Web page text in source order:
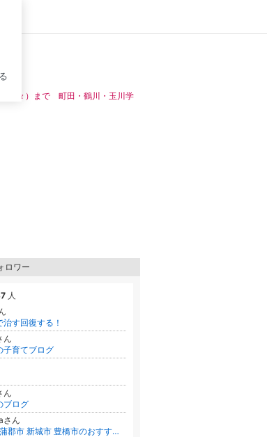
方々）まで 町田・鶴川・玉川学
ロワー
人
す回復する！
ん
子育てブログ
ん
ブログ
さん
豊川市 田原市 蒲郡市 新城市 豊橋市のおすすめ習い事 リトルフェアリー新体操教室♪